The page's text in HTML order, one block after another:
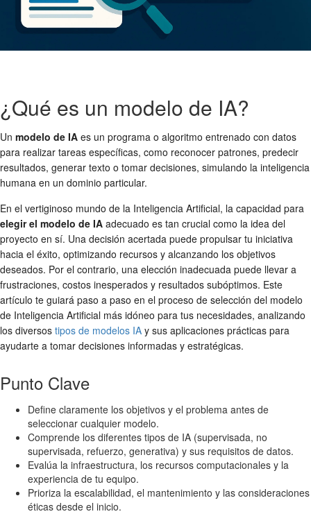
¿Qué es un modelo de IA?
Un modelo de IA es un programa o algoritmo entrenado con datos
para realizar tareas específicas, como reconocer patrones, predecir
resultados, generar texto o tomar decisiones, simulando la inteligencia
humana en un dominio particular.
En el vertiginoso mundo de la Inteligencia Artificial, la capacidad para
elegir el modelo de IA adecuado es tan crucial como la idea del
proyecto en sí. Una decisión acertada puede propulsar tu iniciativa
hacia el éxito, optimizando recursos y alcanzando los objetivos
deseados. Por el contrario, una elección inadecuada puede llevar a
frustraciones, costos inesperados y resultados subóptimos. Este
artículo te guiará paso a paso en el proceso de selección del modelo
de Inteligencia Artificial más idóneo para tus necesidades, analizando
los diversos tipos de modelos IA y sus aplicaciones prácticas para
ayudarte a tomar decisiones informadas y estratégicas.
Punto Clave
Define claramente los objetivos y el problema antes de
seleccionar cualquier modelo.
Comprende los diferentes tipos de IA (supervisada, no
supervisada, refuerzo, generativa) y sus requisitos de datos.
Evalúa la infraestructura, los recursos computacionales y la
experiencia de tu equipo.
Prioriza la escalabilidad, el mantenimiento y las consideraciones
éticas desde el inicio.